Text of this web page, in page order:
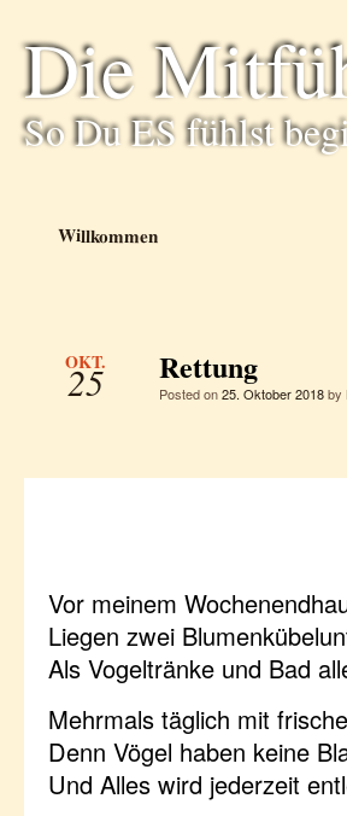
Die
So Du ES fühlst
Willkommen
OKT.
25 Rettung
Posted on25. Oktober 2018by
Vor meinem
Liegen zwei
Als Vogeltränke und Bad
Mehrmals täglich mit
Denn Vögel haben keine
Und Alles wird jederzeit